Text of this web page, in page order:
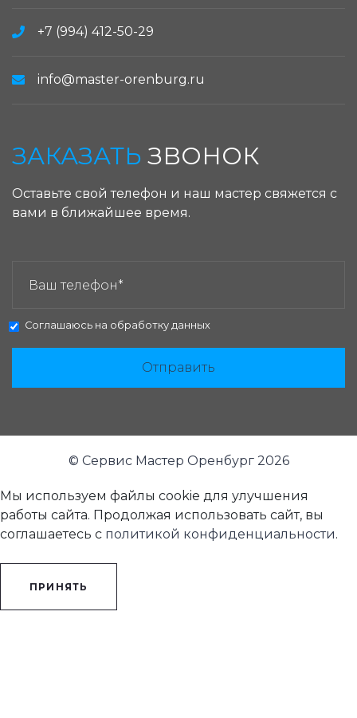
+7 (994) 412-50-29
info@master-orenburg.ru
ЗАКАЗАТЬ ЗВОНОК
Оставьте свой телефон и наш мастер свяжется с
вами в ближайшее время.
Соглашаюсь на обработку данных
Отправить
© Сервис Мастер Оренбург 2026
Мы используем файлы cookie для улучшения
работы сайта. Продолжая использовать сайт, вы
соглашаетесь с политикой конфиденциальности.
ПРИНЯТЬ